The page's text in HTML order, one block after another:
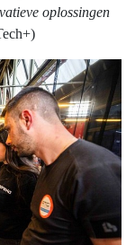
oplossingen